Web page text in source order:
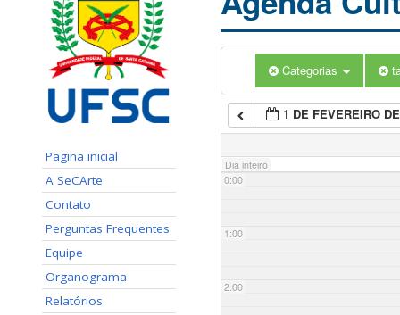
Pagina inicial
A SeCArte
Contato
Perguntas Frequentes
Equipe
Organograma
Relatórios
Categorias
1 DE FEVEREIRO
Dia inteiro
0:00
1:00
2:00